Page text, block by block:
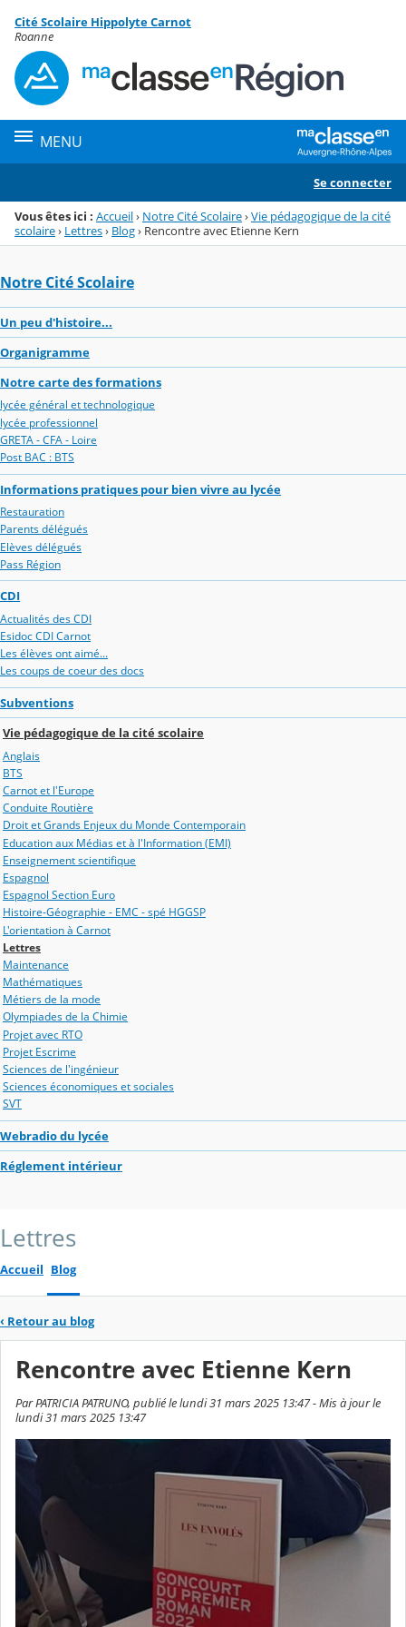
Menu de la rubrique
Contenu
Cité Scolaire Hippolyte Carnot
Roanne
MENU
Se connecter
Vous êtes ici : Accueil› Notre Cité Scolaire›Vie pédagogique de la cité
scolaire› Lettres› Blog› Rencontre avec Etienne Kern
Notre Cité Scolaire
Un peu d'histoire...
Organigramme
Notre carte des formations
lycée général et technologique
lycée professionnel
GRETA - CFA - Loire
Post BAC : BTS
Informations pratiques pour bien vivre au lycée
Restauration
Parents délégués
Elèves délégués
Pass Région
CDI
Actualités des CDI
Esidoc CDI Carnot
Les élèves ont aimé...
Les coups de coeur des docs
Subventions
Vie pédagogique de la cité scolaire
Anglais
BTS
Carnot et l'Europe
Conduite Routière
Droit et Grands Enjeux du Monde Contemporain
Education aux Médias et à l'Information (EMI)
Enseignement scientifique
Espagnol
Espagnol Section Euro
Histoire-Géographie - EMC - spé HGGSP
L'orientation à Carnot
Lettres
Maintenance
Mathématiques
Métiers de la mode
Olympiades de la Chimie
Projet avec RTO
Projet Escrime
Sciences de l'ingénieur
Sciences économiques et sociales
SVT
Webradio du lycée
Réglement intérieur
Lettres
Accueil Blog
‹ Retour au blog
Rencontre avec Etienne Kern
Par PATRICIA PATRUNO, publié le lundi 31 mars 2025 13:47 - Mis à jour le
lundi 31 mars 2025 13:47